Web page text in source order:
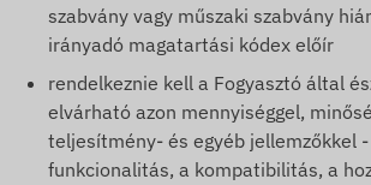
szabvány vagy műszaki szabvány
irányadó magatartási kódex előír
rendelkeznie kell a Fogyasztó által
elvárható azon mennyiséggel,
teljesítmény- és egyéb jellemzőkkel
funkcionalitás, a kompatibilitás, a